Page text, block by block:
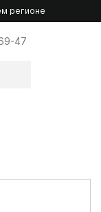
регионе
47